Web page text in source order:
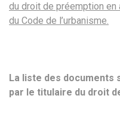
du droit de préemption en
du Code de l’urbanisme.
La liste des documents
par le titulaire du droit